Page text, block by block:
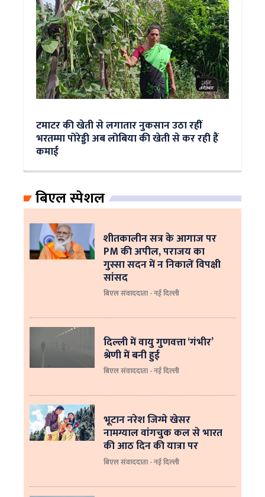
टमाटर की खेती से लगातार नुकसान उठा रहीं
भरतम्मा पोरेड्डी अब लोबिया की खेती से कर रही हैं
कमाई
बिएल स्पेशल
शीतकालीन सत्र के आगाज पर
PM की अपील, पराजय का
गुस्सा सदन में न निकालें विपक्षी
सांसद
बिएल संवाददाता - नई दिल्ली
दिल्ली में वायु गुणवत्ता ‘गंभीर’
श्रेणी में बनी हुई
बिएल संवाददाता - नई दिल्ली
भूटान नरेश जिग्मे खेसर
नामग्याल वांगचुक कल से भारत
की आठ दिन की यात्रा पर
बिएल संवाददाता - नई दिल्ली